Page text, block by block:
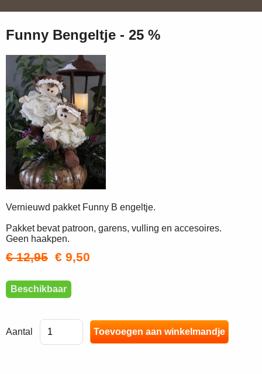
Funny Bengeltje - 25 %
Vernieuwd pakket Funny B engeltje.
Pakket bevat patroon, garens, vulling en accesoires.
Geen haakpen.
€ 12,95 € 9,50
Beschikbaar
Aantal